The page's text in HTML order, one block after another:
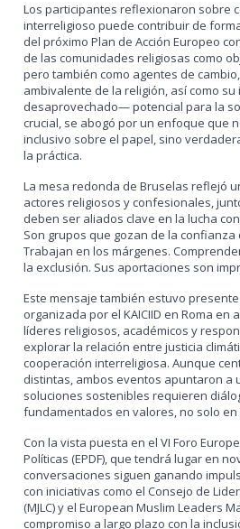
Los participantes reflexionaron sobre
interreligioso puede contribuir de
del próximo Plan de Acción Europeo
de las comunidades religiosas como
pero también como agentes de
ambivalente de la religión, así como
desaprovechado— potencial para la
crucial, se abogó por un enfoque que
inclusivo sobre el papel, sino
la práctica.
La mesa redonda de Bruselas reflejó
actores religiosos y confesionales,
deben ser aliados clave en la lucha
Son grupos que gozan de la
Trabajan en los márgenes.
la exclusión. Sus aportaciones son
Este mensaje también estuvo
organizada por el KAICIID en Roma en
líderes religiosos, académicos y
explorar la relación entre justicia
cooperación interreligiosa. Aunque
distintas, ambos eventos apuntaron a
soluciones sostenibles requieren
fundamentados en valores, no solo
Con la vista puesta en el VI Foro
Políticas (EPDF), que tendrá lugar en
conversaciones siguen ganando
con iniciativas como el Consejo de
(MJLC) y el European Muslim Leaders
compromiso a largo plazo con la